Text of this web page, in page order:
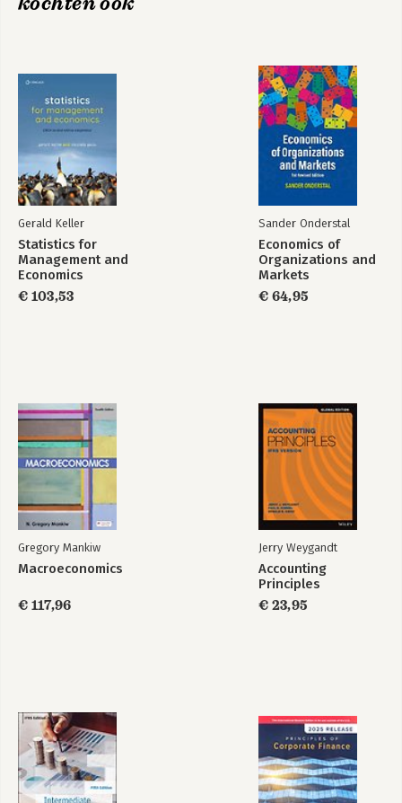
Gerald Keller
Statistics for
Management and
Economics
€ 103,53
Sander Onderstal
Economics of
Organizations and
Markets
€ 64,95
Gregory Mankiw
Macroeconomics
€ 117,96
Jerry Weygandt
Accounting
Principles
€ 23,95